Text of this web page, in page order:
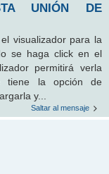
UNIÓN DE
visualizador para la
se haga click en el
permitirá verla
tiene la opción de
y...
Saltar al mensaje